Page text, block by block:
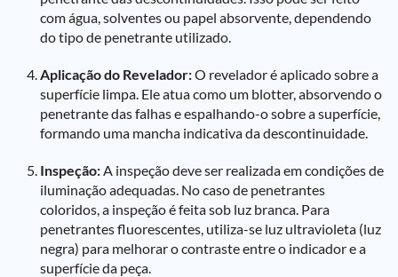
com água, solventes ou papel absorvente, dependendo
do tipo de penetrante utilizado.
Aplicação do Revelador:O revelador é aplicado sobre a
superfície limpa. Ele atua como um blotter, absorvendo o
penetrante das falhas e espalhando-o sobre a superfície,
formando uma mancha indicativa da descontinuidade.
Inspeção:A inspeção deve ser realizada em condições de
iluminação adequadas. No caso de penetrantes
coloridos, a inspeção é feita sob luz branca. Para
penetrantes fluorescentes, utiliza-se luz ultravioleta (luz
negra) para melhorar o contraste entre o indicador e a
superfície da peça.